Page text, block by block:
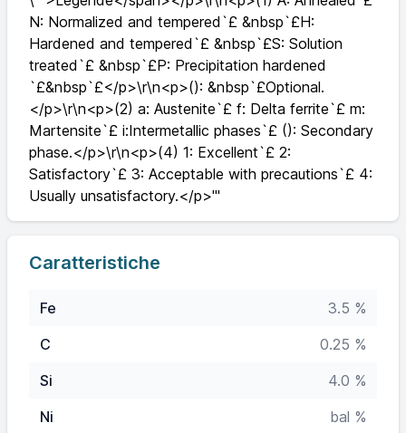
N: Normalized and tempered`£ &nbsp`£H:
Hardened and tempered`£ &nbsp`£S: Solution
treated`£ &nbsp`£P: Precipitation hardened
`£&nbsp`£</p>\r\n<p>(): &nbsp`£Optional.
</p>\r\n<p>(2) a: Austenite`£ f: Delta ferrite`£ m:
Martensite`£ i:Intermetallic phases`£ (): Secondary
phase.</p>\r\n<p>(4) 1: Excellent`£ 2:
Satisfactory`£ 3: Acceptable with precautions`£ 4:
Usually unsatisfactory.</p>'"
Caratteristiche
Fe
3.5 %
C
0.25 %
Si
4.0 %
Ni
bal %